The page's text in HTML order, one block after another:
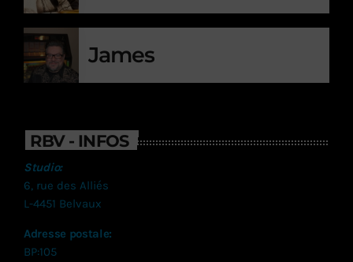
James
RBV - INFOS
Studio:
6, rue des Alliés
L-4451 Belvaux
Adresse postale:
BP:105